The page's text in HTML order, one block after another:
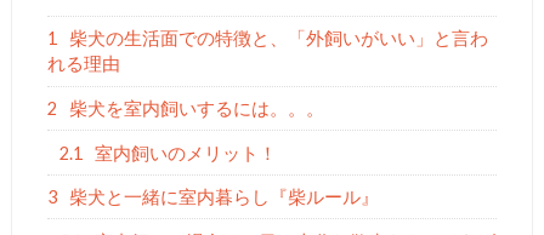
1
柴犬の生活面での特徴と、「外飼いがいい」と言わ
れる理由
2 柴犬を室内飼いするには。。。
2.1 室内飼いのメリット！
3 柴犬と一緒に室内暮らし『柴ルール』